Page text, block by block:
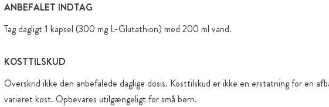
ANBEFALET INDTAG
Tag dagligt 1 kapsel (300 mg L-Glutathion) med 200 ml vand.
KOSTTILSKUD
Overskrid ikke den anbefalede daglige dosis. Kosttilskud er ikke en erstatning for en
varieret kost. Opbevares utilgængeligt for små børn.